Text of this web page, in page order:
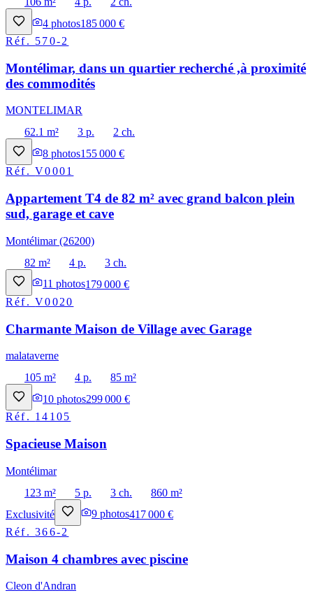
4 photos185 000 €
Réf. 570-2
Montélimar, dans un quartier recherché ,à proximité
des commodités
MONTELIMAR
62.1 m²
3 p.
2 ch.
8 photos155 000 €
Réf.V0001
Appartement T4 de 82 m² avec grand balcon plein
sud, garage et cave
Montélimar (26200)
82 m²
4 p.
3 ch.
11 photos179 000 €
Réf.V0020
Charmante Maison de Village avec Garage
malataverne
105 m²
4 p.
85 m²
10 photos299 000 €
Réf. 14105
Spacieuse Maison
Montélimar
123 m²
5 p. 3 ch.
860 m²
Exclusivité
9 photos417 000 €
Réf.366-2
Maison 4 chambres avec piscine
Cleon d'Andran